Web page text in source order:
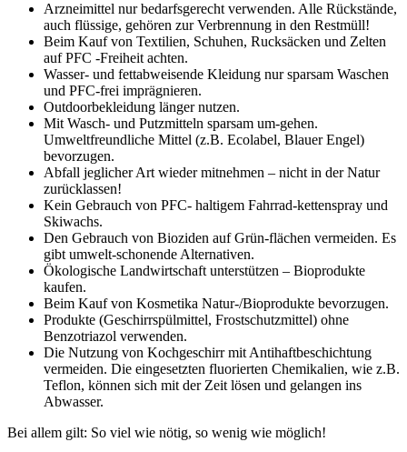
Arzneimittel nur bedarfsgerecht verwenden. Alle Rückstände,
auch flüssige, gehören zur Verbrennung in den Restmüll!
Beim Kauf von Textilien, Schuhen, Rucksäcken und Zelten
auf PFC -Freiheit achten.
Wasser- und fettabweisende Kleidung nur sparsam Waschen
und PFC-frei imprägnieren.
Outdoorbekleidung länger nutzen.
Mit Wasch- und Putzmitteln sparsam um-gehen.
Umweltfreundliche Mittel (z.B. Ecolabel, Blauer Engel)
bevorzugen.
Abfall jeglicher Art wieder mitnehmen – nicht in der Natur
zurücklassen!
Kein Gebrauch von PFC- haltigem Fahrrad-kettenspray und
Skiwachs.
Den Gebrauch von Bioziden auf Grün-flächen vermeiden. Es
gibt umwelt-schonende Alternativen.
Ökologische Landwirtschaft unterstützen – Bioprodukte
kaufen.
Beim Kauf von Kosmetika Natur-/Bioprodukte bevorzugen.
Produkte (Geschirrspülmittel, Frostschutzmittel) ohne
Benzotriazol verwenden.
Die Nutzung von Kochgeschirr mit Antihaftbeschichtung
vermeiden. Die eingesetzten fluorierten Chemikalien, wie z.B.
Teflon, können sich mit der Zeit lösen und gelangen ins
Abwasser.
Bei allem gilt: So viel wie nötig, so wenig wie möglich!